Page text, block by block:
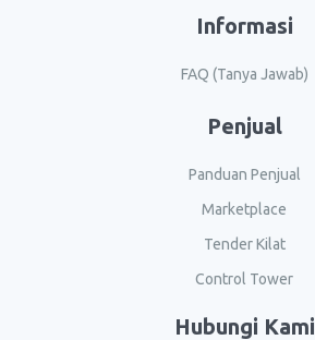
Informasi
FAQ (Tanya Jawab)
Penjual
Panduan Penjual
Marketplace
Tender Kilat
Control Tower
Hubungi Kami